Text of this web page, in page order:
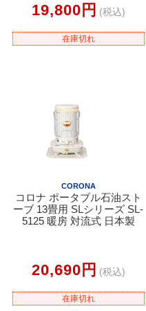
19,800円 (税込)
在庫切れ
CORONA
コロナ ポータブル石油スト
ーブ 13畳用 SLシリーズ SL-
5125 暖房 対流式 日本製
20,690円 (税込)
在庫切れ